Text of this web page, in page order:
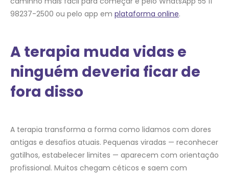
98237-2500 ou pelo app em plataforma online.
A terapia muda vidas e
ninguém deveria ficar de
fora disso
A terapia transforma a forma como lidamos com dores
antigas e desafios atuais. Pequenas viradas — reconhecer
gatilhos, estabelecer limites — aparecem com orientação
profissional. Muitos chegam céticos e saem com